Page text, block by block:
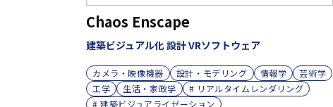
Chaos Enscape
建築ビジュアル化 設計 VRソフトウェア
カメラ・映像機器 設計・モデリング 情報学
芸術学
工学
生活・家政学
# リアルタイムレンダリング
# 建築ビジュアライゼーション